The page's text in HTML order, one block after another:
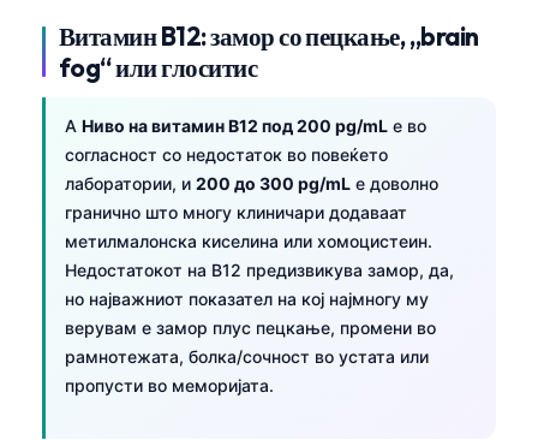
Витамин B12: замор со пецкање, „brain
fog“ или глоситис
A Ниво на витамин B12 под 200 pg/mL е во
согласност со недостаток во повеќето
лаборатории, и 200 до 300 pg/mL е доволно
гранично што многу клиничари додаваат
метилмалонска киселина или хомоцистеин.
Недостатокот на B12 предизвикува замор, да,
но најважниот показател на кој најмногу му
верувам е замор плус пецкање, промени во
рамнотежата, болка/сочност во устата или
пропусти во меморијата.
Български
Dansk
Nederlands
हिन्दी
Bahasa Indonesia
Íslenska
Српски језик
Svenska
Bosanski